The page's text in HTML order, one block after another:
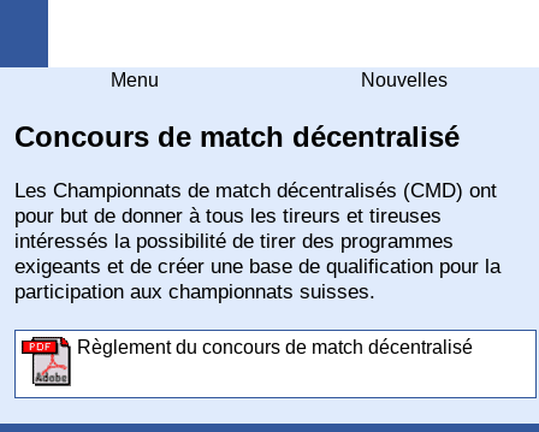
Menu Nouvelles
Concours de match décentralisé
Les Championnats de match décentralisés (CMD) ont
pour but de donner à tous les tireurs et tireuses
intéressés la possibilité de tirer des programmes
exigeants et de créer une base de qualification pour la
participation aux championnats suisses.
Règlement du concours de match décentralisé